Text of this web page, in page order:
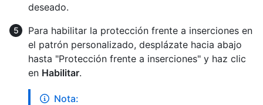
deseado.
Para habilitar la protección frente a inserciones en
el patrón personalizado, desplázate hacia abajo
hasta "Protección frente a inserciones" y haz clic
en Habilitar.
Nota: